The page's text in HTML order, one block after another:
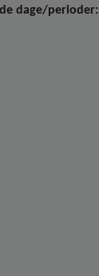
dage/perioder: